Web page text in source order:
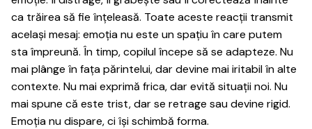
ca trăirea să fie înțeleasă. Toate aceste reacții transmit
același mesaj: emoția nu este un spațiu în care putem
sta împreună. În timp, copilul începe să se adapteze. Nu
mai plânge în fața părintelui, dar devine mai iritabil în alte
contexte. Nu mai exprimă frica, dar evită situații noi. Nu
mai spune că este trist, dar se retrage sau devine rigid.
Emoția nu dispare, ci își schimbă forma.